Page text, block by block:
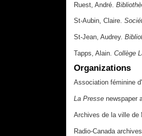
Ruest, André.
St-Aubin, Claire.
St-Jean, Audrey.
Tapps, Alain. Collège
Organizations
Association féminine
La Presse newspaper
Archives de la ville de
Radio-Canada archives